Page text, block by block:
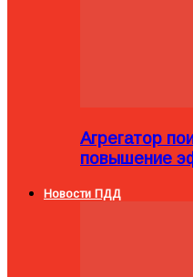
Агрегатор
повышение
Новости ПДД